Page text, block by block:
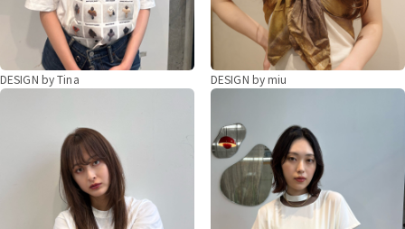
DESIGN by Tina DESIGN by miu